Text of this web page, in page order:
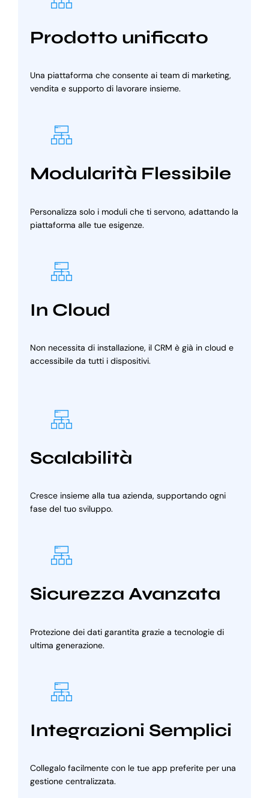
Prodotto unificato
Una piattaforma che consente ai team di marketing,
vendita e supporto di lavorare insieme.
Modularità Flessibile
Personalizza solo i moduli che ti servono, adattando la
piattaforma alle tue esigenze.
In Cloud
Non necessita di installazione, il CRM è già in cloud e
accessibile da tutti i dispositivi.
Scalabilità
Cresce insieme alla tua azienda, supportando ogni
fase del tuo sviluppo.
Sicurezza Avanzata
Protezione dei dati garantita grazie a tecnologie di
ultima generazione.
Integrazioni Semplici
Collegalo facilmente con le tue app preferite per una
gestione centralizzata.